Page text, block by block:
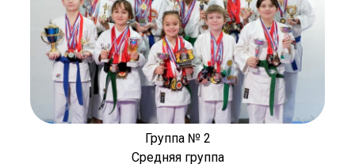
Группа № 2
Средняя группа